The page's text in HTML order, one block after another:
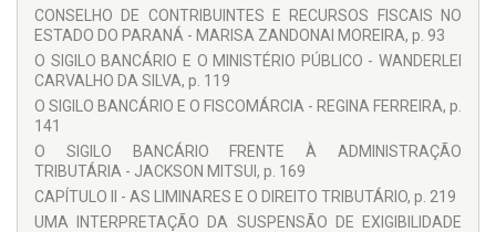
CONSELHO DE CONTRIBUINTES E RECURSOS FISCAIS NO
ESTADO DO PARANÁ - MARISA ZANDONAI MOREIRA, p. 93
O SIGILO BANCÁRIO E O MINISTÉRIO PÚBLICO - WANDERLEI
CARVALHO DA SILVA, p. 119
O SIGILO BANCÁRIO E O FISCOMÁRCIA - REGINA FERREIRA, p.
141
O SIGILO BANCÁRIO FRENTE À ADMINISTRAÇÃO
TRIBUTÁRIA - JACKSON MITSUI, p. 169
CAPÍTULO II - AS LIMINARES E O DIREITO TRIBUTÁRIO, p. 219
UMA INTERPRETAÇÃO DA SUSPENSÃO DE EXIGIBILIDADE